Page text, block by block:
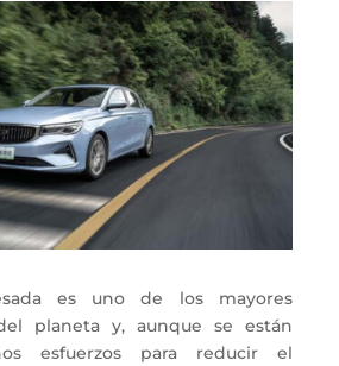
es uno de los mayores
planeta y, aunque se están
esfuerzos para reducir el